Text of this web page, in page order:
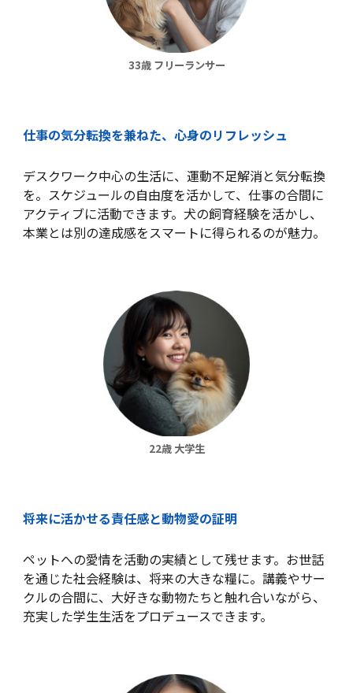
33歳 フリーランサー
仕事の気分転換を兼ねた、心身のリフレッシュ
デスクワーク中心の生活に、運動不足解消と気分転換
を。スケジュールの自由度を活かして、仕事の合間に
アクティブに活動できます。犬の飼育経験を活かし、
本業とは別の達成感をスマートに得られるのが魅力。
22歳 大学生
将来に活かせる責任感と動物愛の証明
ペットへの愛情を活動の実績として残せます。お世話
を通じた社会経験は、将来の大きな糧に。講義やサー
クルの合間に、大好きな動物たちと触れ合いながら、
充実した学生生活をプロデュースできます。